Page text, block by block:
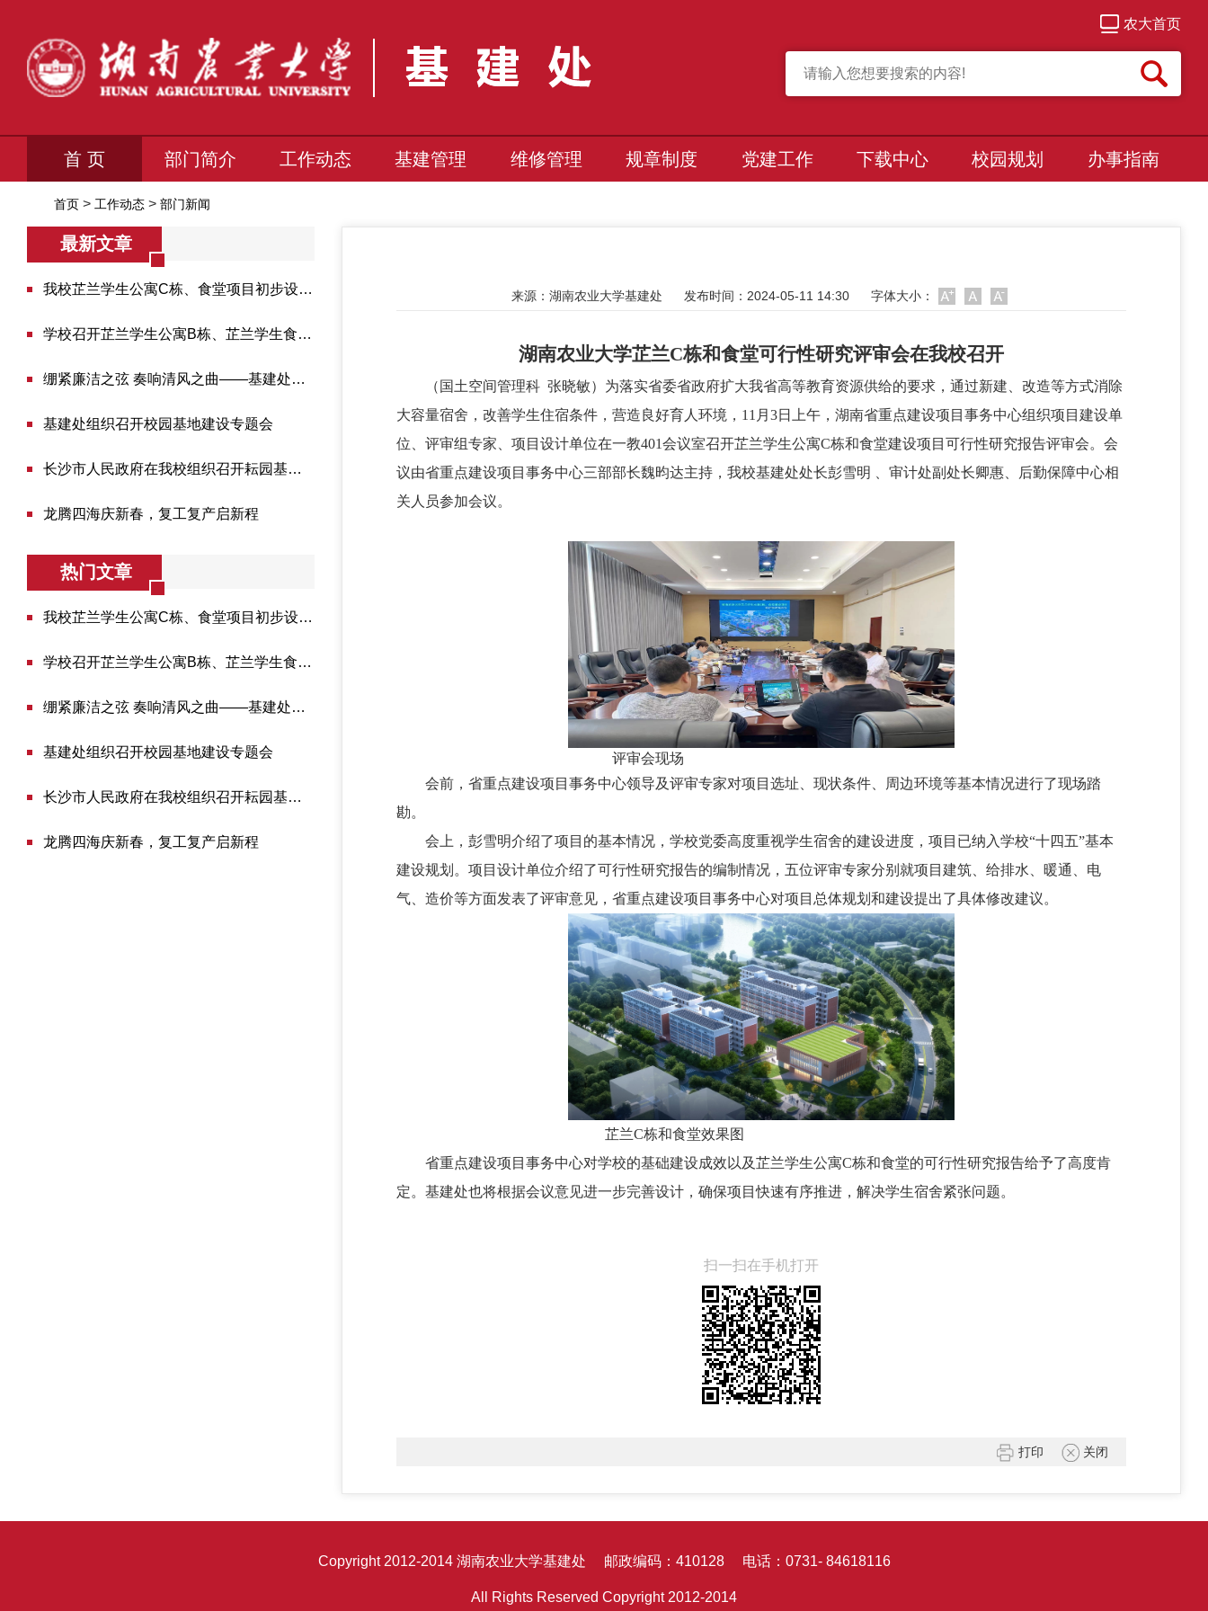
农大首页
首 页 部门简介 工作动态 基建管理 维修管理 规章制度 党建工作 下载中心 校园规划 办事指南
首页 > 工作动态 > 部门新闻
最新文章
我校芷兰学生公寓C栋、食堂项目初步设计专家评审会...
学校召开芷兰学生公寓B栋、芷兰学生食堂全过程跟踪...
绷紧廉洁之弦 奏响清风之曲——基建处科级以上干部...
基建处组织召开校园基地建设专题会
长沙市人民政府在我校组织召开耘园基地建设调度会
龙腾四海庆新春，复工复产启新程
热门文章
我校芷兰学生公寓C栋、食堂项目初步设计专家评审会...
学校召开芷兰学生公寓B栋、芷兰学生食堂全过程跟踪...
绷紧廉洁之弦 奏响清风之曲——基建处科级以上干部...
基建处组织召开校园基地建设专题会
长沙市人民政府在我校组织召开耘园基地建设调度会
龙腾四海庆新春，复工复产启新程
来源： 湖南农业大学基建处 发布时间：2024-05-11 14:30 字体大小：
湖南农业大学芷兰C栋和食堂可行性研究评审会在我校召开
（ 国土空间管理科 张晓敏） 为落实省委省政府扩大我省高等教育资源供给的要求，通过新建、改造等方式消除
大容量宿舍，改善学生住宿条件，营造良好育人环境， 11月3日上午，湖南省重点建设项目事务中心组织项目建设单
位、评审组专家、项目设计单位在一教401会议室召开芷兰学生公寓C栋和食堂建设项目可行性研究报告评审会。会
议由省重点建设项目事务中心三部部长魏昀达主持，我校基建处处长彭雪明 、审计处副处长卿惠、后勤保障中心相
关人员参加会议。
评审会现场
会前，省重点建设项目事务中心领导及评审专家对项目选址、现状条件、周边环境等基本情况进行了现场踏
勘。
会上，彭雪明介绍了项目的基本情况，学校党委高度重视学生宿舍的建设进度，项目已纳入学校“十四五”基本
建设规划。项目设计单位介绍了可行性研究报告的编制情况，五位评审专家分别就项目建筑、给排水、暖通、电
气、造价等方面发表了评审意见，省重点建设项目事务中心对项目总体规划和建设提出了具体修改建议。
芷兰C栋和食堂效果图
省重点建设项目事务中心对学校的基础建设成效以及芷兰学生公寓C栋和食堂的可行性研究报告给予了高度肯
定。基建处也将根据会议意见进一步完善设计，确保项目快速有序推进，解决学生宿舍紧张问题。
扫一扫在手机打开
关闭
打印
Copyright 2012-2014 湖南农业大学基建处 邮政编码：410128 电话：0731- 84618116
All Rights Reserved Copyright 2012-2014